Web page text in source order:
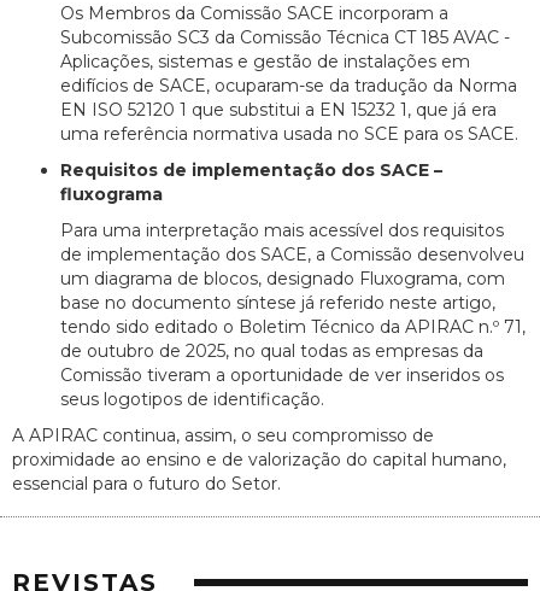
Os Membros da Comissão SACE incorporam a
Subcomissão SC3 da Comissão Técnica CT 185 AVAC -
Aplicações, sistemas e gestão de instalações em
edifícios de SACE, ocuparam-se da tradução da Norma
EN ISO 52120 1 que substitui a EN 15232 1, que já era
uma referência normativa usada no SCE para os SACE.
Requisitos de implementação dos SACE –
fluxograma
Para uma interpretação mais acessível dos requisitos
de implementação dos SACE, a Comissão desenvolveu
um diagrama de blocos, designado Fluxograma, com
base no documento síntese já referido neste artigo,
tendo sido editado o Boletim Técnico da APIRAC n.º 71,
de outubro de 2025, no qual todas as empresas da
Comissão tiveram a oportunidade de ver inseridos os
seus logotipos de identificação.
A APIRAC continua, assim, o seu compromisso de
proximidade ao ensino e de valorização do capital humano,
essencial para o futuro do Setor.
REVISTAS